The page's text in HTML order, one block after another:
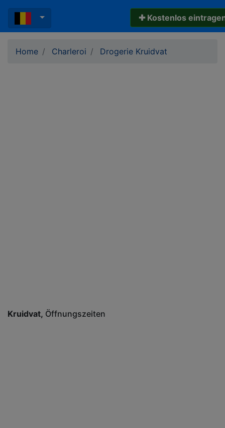
✚ Kostenlos
Home Charleroi Drogerie Kruidvat
Kruidvat Öffnungszeiten